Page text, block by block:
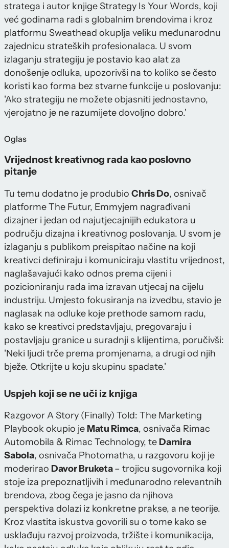
stratega i autor knjige Strategy Is Your Words, koji
već godinama radi s globalnim brendovima i kroz
platformu Sweathead okuplja veliku međunarodnu
zajednicu strateških profesionalaca. U svom
izlaganju strategiju je postavio kao alat za
donošenje odluka, upozorivši na to koliko se često
koristi kao forma bez stvarne funkcije u poslovanju:
'Ako strategiju ne možete objasniti jednostavno,
vjerojatno je ne razumijete dovoljno dobro.'
Oglas
Vrijednost kreativnog rada kao poslovno
pitanje
Tu temu dodatno je produbio Chris Do, osnivač
platforme The Futur, Emmyjem nagrađivani
dizajner i jedan od najutjecajnijih edukatora u
području dizajna i kreativnog poslovanja. U svom je
izlaganju s publikom preispitao načine na koji
kreativci definiraju i komuniciraju vlastitu vrijednost,
naglašavajući kako odnos prema cijeni i
pozicioniranju rada ima izravan utjecaj na cijelu
industriju. Umjesto fokusiranja na izvedbu, stavio je
naglasak na odluke koje prethode samom radu,
kako se kreativci predstavljaju, pregovaraju i
postavljaju granice u suradnji s klijentima, poručivši:
'Neki ljudi trče prema promjenama, a drugi od njih
bježe. Otkrijte u koju skupinu spadate.'
Uspjeh koji se ne uči iz knjiga
Razgovor A Story (Finally) Told: The Marketing
Playbook okupio je Matu Rimca, osnivača Rimac
Automobila & Rimac Technology, te Damira
Sabola, osnivača Photomatha, u razgovoru koji je
moderirao Davor Bruketa– trojicu sugovornika koji
stoje iza prepoznatljivih i međunarodno relevantnih
brendova, zbog čega je jasno da njihova
perspektiva dolazi iz konkretne prakse, a ne teorije.
Kroz vlastita iskustva govorili su o tome kako se
usklađuju razvoj proizvoda, tržište i komunikacija,